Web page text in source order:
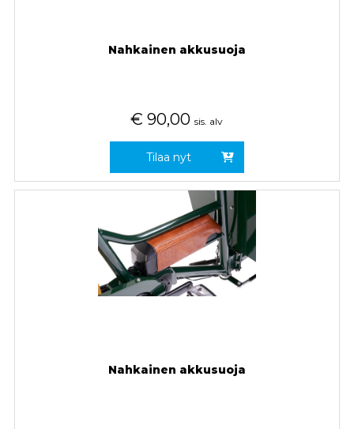
Nahkainen akkusuoja
€ 90,00 sis. alv
Tilaa nyt
Nahkainen akkusuoja